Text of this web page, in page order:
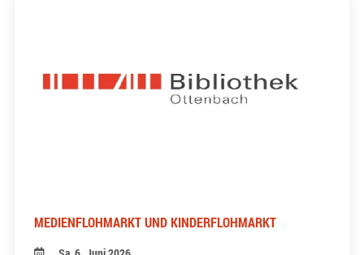
MEDIENFLOHMARKT UND KINDERFLOHMARKT